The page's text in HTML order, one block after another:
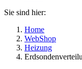
Sie sind hier:
Home
WebShop
Heizung